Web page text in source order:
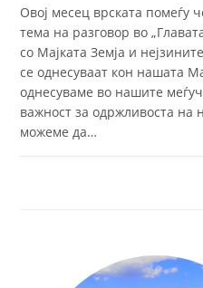
Овој месец врската помеѓу
тема на разговор во
со Мајката Земја и
се однесуваат кон нашaта
однесуваме во нашите
важност за одржливоста на
можеме да…